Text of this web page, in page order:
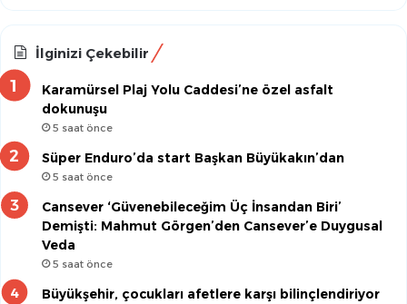
İlginizi Çekebilir
Karamürsel Plaj Yolu Caddesi’ne özel asfalt
dokunuşu
5 saat önce
Süper Enduro’da start Başkan Büyükakın’dan
5 saat önce
Cansever ‘Güvenebileceğim Üç İnsandan Biri’
Demişti: Mahmut Görgen’den Cansever’e Duygusal
Veda
5 saat önce
Büyükşehir, çocukları afetlere karşı bilinçlendiriyor